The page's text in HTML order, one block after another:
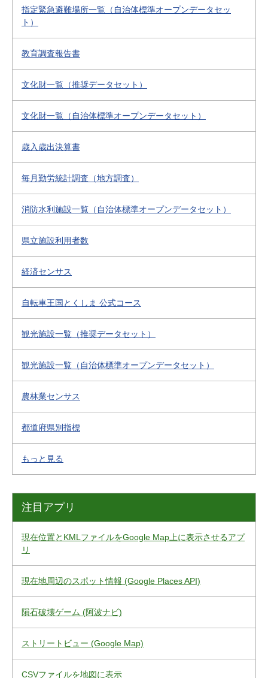
指定緊急避難場所一覧（自治体標準オープンデータセッ
ト）
教育調査報告書
文化財一覧（推奨データセット）
文化財一覧（自治体標準オープンデータセット）
歳入歳出決算書
毎月勤労統計調査（地方調査）
消防水利施設一覧（自治体標準オープンデータセット）
県立施設利用者数
経済センサス
自転車王国とくしま 公式コース
観光施設一覧（推奨データセット）
観光施設一覧（自治体標準オープンデータセット）
農林業センサス
都道府県別指標
もっと見る
注目アプリ
現在位置とKMLファイルをGoogle Map上に表示させるアプ
リ
現在地周辺のスポット情報 (Google Places API)
隕石破壊ゲーム (阿波ナビ)
ストリートビュー (Google Map)
CSVファイルを地図に表示